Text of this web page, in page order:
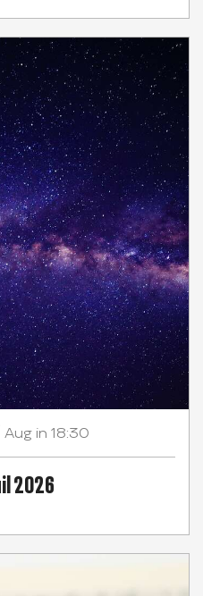
Aug in 18:30
2026